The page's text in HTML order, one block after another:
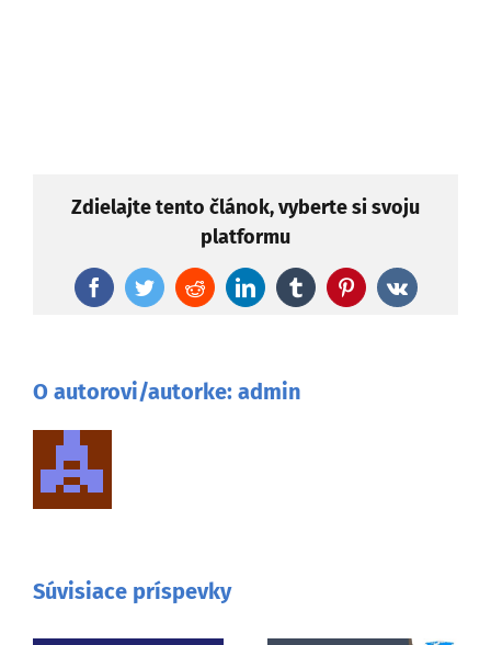
Zdielajte tento článok, vyberte si svoju
platformu
FacebookTwitterRedditLinkedInTumblr Pinterest
Vk
O autorovi/autorke: admin
Súvisiace príspevky